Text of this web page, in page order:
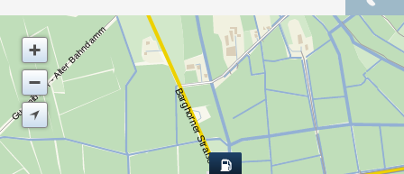
Barghorner Straße
Gummibahn - Alter Bahndamm